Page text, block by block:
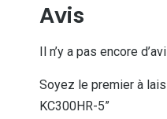
Avis
Il n’y a pas encore
Soyez le premier à
KC300HR-5”